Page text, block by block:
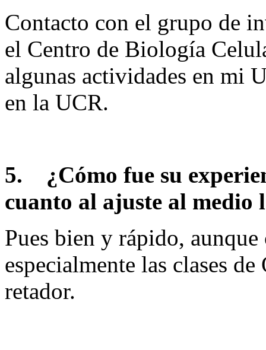
Contacto con el grupo de
el Centro de Biología
algunas actividades en mi
en la UCR.
5. ¿Cómo fue su
cuanto al ajuste al medio
Pues bien y rápido,
especialmente las clases
retador.